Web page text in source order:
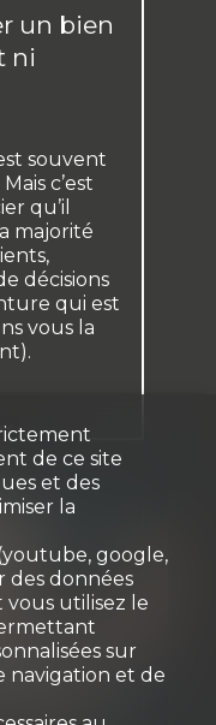
un bien
ni
souvent
c’est
qu’il
majorité
décisions
qui est
vous la
de ce site
et des
la
google,
des données
utilisez le
sur
navigation et de